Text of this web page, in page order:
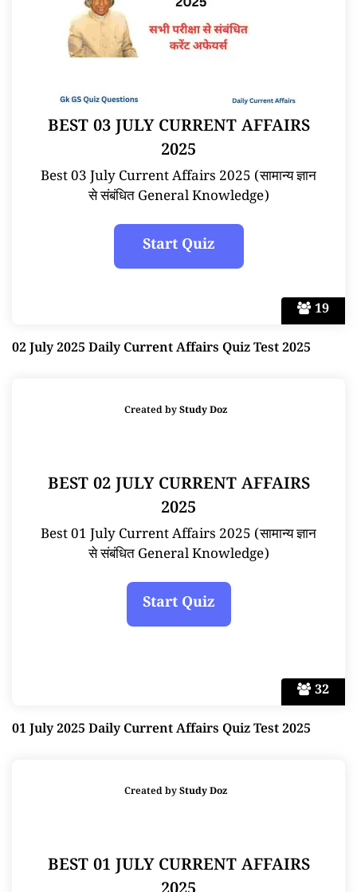
19
BEST 03 JULY CURRENT AFFAIRS
2025
Best 03 July Current Affairs 2025 (सामान्य ज्ञान
से संबंधित General Knowledge)
02 July 2025 Daily Current Affairs Quiz Test 2025
32
Created byStudy Doz
BEST 02 JULY CURRENT AFFAIRS
2025
Best 01 July Current Affairs 2025 (सामान्य ज्ञान
से संबंधित General Knowledge)
01 July 2025 Daily Current Affairs Quiz Test 2025
Created byStudy Doz
BEST 01 JULY CURRENT AFFAIRS